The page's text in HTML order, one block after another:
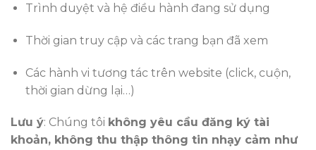
Trình duyệt và hệ điều hành đang sử dụng
Thời gian truy cập và các trang bạn đã xem
Các hành vi tương tác trên website (click, cuộn,
thời gian dừng lại…)
Lưu ý: Chúng tôi không yêu cầu đăng ký tài
khoản, không thu thập thông tin nhạy cảm như